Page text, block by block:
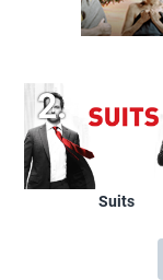
Suits